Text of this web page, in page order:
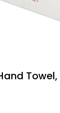
Towel,